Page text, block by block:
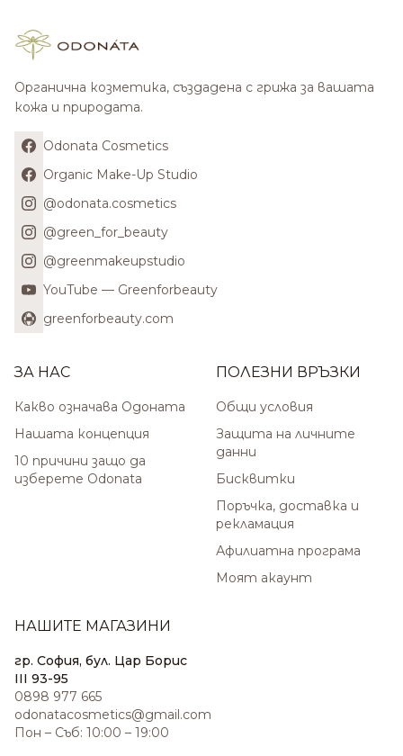
Органична козметика, създадена с грижа за вашата
кожа и природата.
Odonata Cosmetics
Organic Make-Up Studio
@odonata.cosmetics
@green_for_beauty
@greenmakeupstudio
YouTube — Greenforbeauty
greenforbeauty.com
ЗА НАС
Какво означава Одоната
Нашата концепция
10 причини защо да
изберете Odonata
ПОЛЕЗНИ ВРЪЗКИ
Общи условия
Защита на личните
данни
Бисквитки
Поръчка, доставка и
рекламация
Афилиатна програма
Моят акаунт
НАШИТЕ МАГАЗИНИ
гр. София, бул. Цар Борис
III 93-95
0898 977 665
odonatacosmetics@gmail.com
Пон – Съб: 10:00 – 19:00